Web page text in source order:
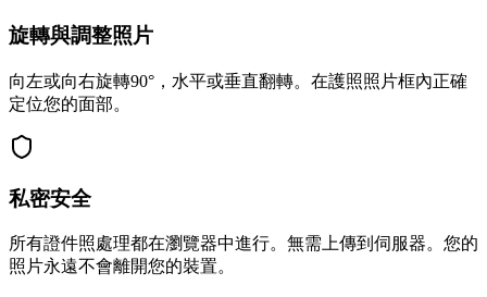
旋轉與調整照片
向左或向右旋轉90°，水平或垂直翻轉。在護照照片框內正確
定位您的面部。
私密安全
所有證件照處理都在瀏覽器中進行。無需上傳到伺服器。您的
照片永遠不會離開您的裝置。